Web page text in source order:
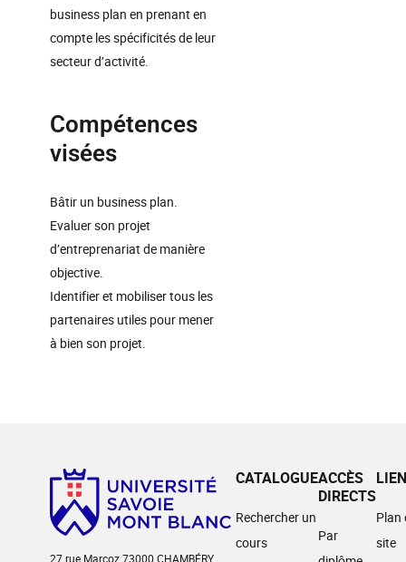
business plan en prenant en
compte les spécificités de leur
secteur d’activité.
Compétences
visées
Bâtir un business plan.
Evaluer son projet
d’entreprenariat de manière
objective.
Identifier et mobiliser tous les
partenaires utiles pour mener
à bien son projet.
27 rue Marcoz 73000 CHAMBÉRY
CATALOGUE
Rechercher un
cours
ACCÈS
DIRECTS
Par
Plan
site